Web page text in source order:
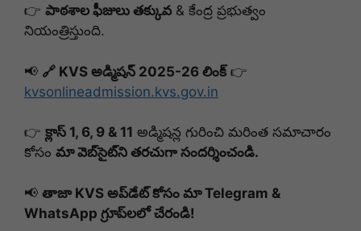
👉 పాఠశాల ఫీజులు తక్కువ & కేంద్ర ప్రభుత్వం
నియంత్రిస్తుంది.
📢 🔗 KVS అడ్మిషన్ 2025-26 లింక్👉
kvsonlineadmission.kvs.gov.in
👉 క్లాస్ 1, 6, 9 & 11 అడ్మిషన్ల గురించి మరింత సమాచారం
కోసం మా వెబ్‌సైట్‌ని తరచుగా సందర్శించండి.
📢 తాజా KVS అప్‌డేట్ కోసం మా Telegram &
WhatsApp గ్రూప్‌లలో చేరండి!